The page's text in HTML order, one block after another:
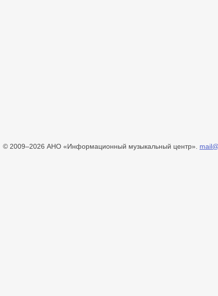
© 2009–2026 АНО «Информационный музыкальный центр».